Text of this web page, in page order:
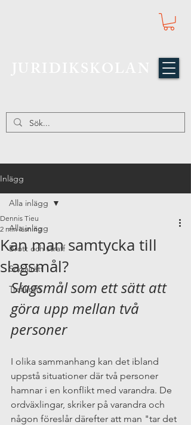
Inlägg
Alla inlägg
Brott och straff
Socialrätt
Trafikrätt
Alla inlägg
Kan man samtycka till
slagsmål?
Dennis Tieu
2 min läsning
Slagsmål som ett sätt att
göra upp mellan två
personer
I olika sammanhang kan det ibland
uppstå situationer där två personer
hamnar i en konflikt med varandra. De
ordväxlingar, skriker på varandra och
någon föreslår därefter att man "tar det